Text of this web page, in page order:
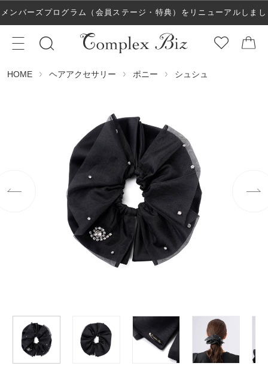
メンバーズプログラム（会員ステージ・特典）をリニューアルしまし
た！
HOME ヘアアクセサリー ポニー シュシュ